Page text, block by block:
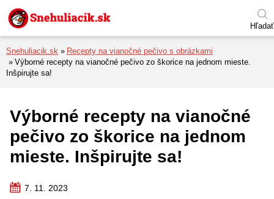
Preskočiť na menu
Preskočiť na obsah
Preskočiť na pätu
Hľadať
Snehuliacik.sk
Recepty na vianočné pečivo s obrázkami
Výborné recepty na vianočné pečivo zo škorice na jednom mieste.
Inšpirujte sa!
Výborné recepty na vianočné
pečivo zo škorice na jednom
mieste. Inšpirujte sa!
7. 11. 2023